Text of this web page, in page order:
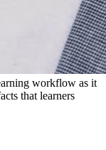
workflow as it
that learners